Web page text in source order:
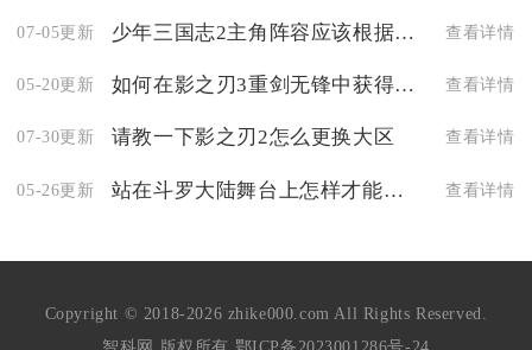
07-05更新 少年三国志2主角阵容应该根据什么标准来挑选 查看详情
05-20更新 如何在影之刃3重剑无锋中获得更好的装备 查看详情
07-30更新 请教一下影之刃2怎么更换大区 查看详情
05-26更新 站在斗罗大陆舞台上怎样才能脱颖而出 查看详情
Copyright © 2018-2026 zhike000.com All Rights Reserved.